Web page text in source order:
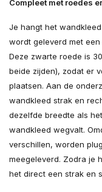
Compleet met roedes
Je hangt het
wordt geleverd met
Deze zwarte roede is
beide zijden), zodat er
plaatsen. Aan de
wandkleed strak en
dezelfde breedte als
wandkleed wegvalt.
verschillen, worden
meegeleverd. Zodra je
het direct een strak en